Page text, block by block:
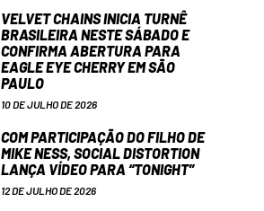
VELVET CHAINS INICIA TURNÊ
BRASILEIRA NESTE SÁBADO E
CONFIRMA ABERTURA PARA
EAGLE EYE CHERRY EM SÃO
PAULO
10 DE JULHO DE 2026
COM PARTICIPAÇÃO DO FILHO DE
MIKE NESS, SOCIAL DISTORTION
LANÇA VÍDEO PARA “TONIGHT”
12 DE JULHO DE 2026